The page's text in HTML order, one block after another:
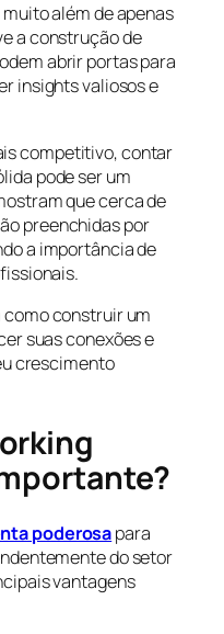
além de apenas
a construção de
abrir portas para
insights valiosos e
competitivo, contar
pode ser um
que cerca de
preenchidas por
a importância de
construir um
suas conexões e
crescimento
poderosapara
do setor
vantagens